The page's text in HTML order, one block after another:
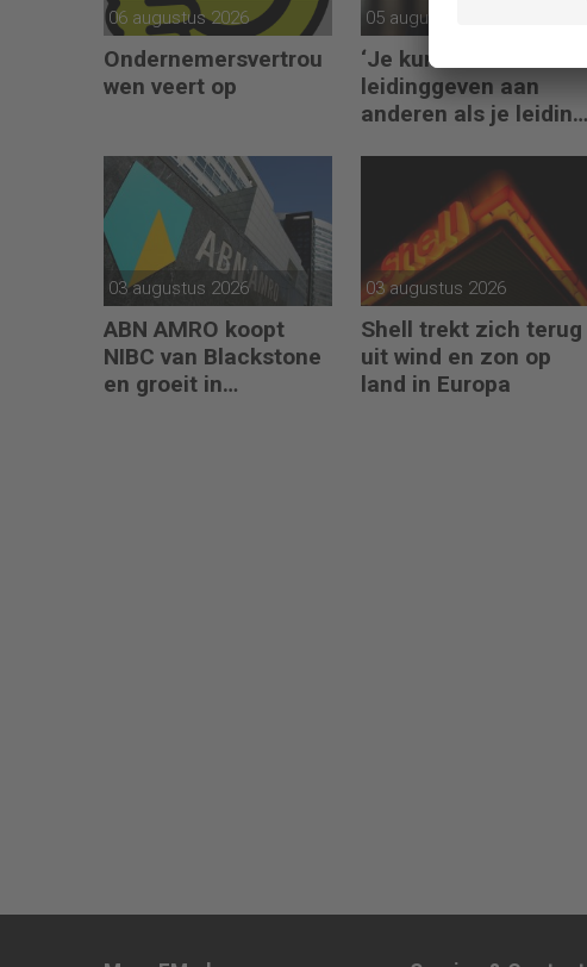
06 augustus 2026
Ondernemersvertrou
wen veert op
05 augustus 2026
‘Je kunt alleen
leidinggeven aan
anderen als je leiding
03 augustus 2026
ABN AMRO koopt
NIBC van Blackstone
en groeit in
03 augustus 2026
Shell trekt zich terug
uit wind en zon op
land in Europa